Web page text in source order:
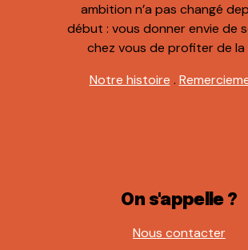
ambition n’a pas changé
début : vous donner envie de
chez vous de profiter de la
Notre histoire .
On s'appelle ?
Nous contacter